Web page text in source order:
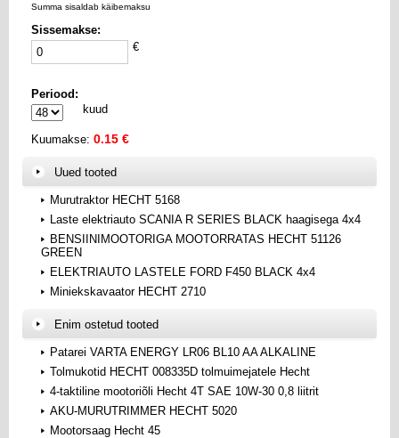
Summa sisaldab käibemaksu
Sissemakse:
€
Periood:
kuud
Kuumakse: 0.15 €
Uued tooted
Murutraktor HECHT 5168
Laste elektriauto SCANIA R SERIES BLACK haagisega 4x4
BENSIINIMOOTORIGA MOOTORRATAS HECHT 51126
GREEN
ELEKTRIAUTO LASTELE FORD F450 BLACK 4x4
Miniekskavaator HECHT 2710
Enim ostetud tooted
Patarei VARTA ENERGY LR06 BL10 AA ALKALINE
Tolmukotid HECHT 008335D tolmuimejatele Hecht
4-taktiline mootoriõli Hecht 4T SAE 10W-30 0,8 liitrit
AKU-MURUTRIMMER HECHT 5020
Mootorsaag Hecht 45